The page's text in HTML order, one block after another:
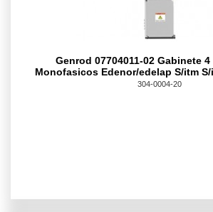
Genrod 07704011-02 Gabinete
Monofasicos Edenor/edelap S/itm S/
304-0004-20